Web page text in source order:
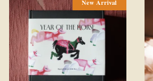
New Arrival